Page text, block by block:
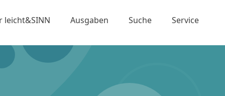
leicht&SINN Ausgaben Suche Service